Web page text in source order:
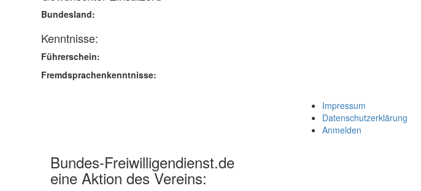
Bundesland:
Kenntnisse:
Führerschein:
Fremdsprachenkenntnisse:
Impressum
Datenschutzerklärung
Anmelden
Bundes-Freiwilligendienst.de
eine Aktion des Vereins: